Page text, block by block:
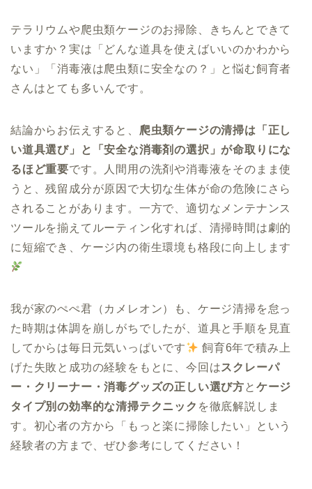
テラリウムや爬虫類ケージのお掃除、きちんとできて
いますか？実は「どんな道具を使えばいいのかわから
ない」「消毒液は爬虫類に安全なの？」と悩む飼育者
さんはとても多いんです。
結論からお伝えすると、 爬虫類ケージの清掃は「正し
い道具選び」と「安全な消毒剤の選択」が命取りにな
るほど重要です。人間用の洗剤や消毒液をそのまま使
うと、残留成分が原因で大切な生体が命の危険にさら
されることがあります。一方で、適切なメンテナンス
ツールを揃えてルーティン化すれば、清掃時間は劇的
に短縮でき、ケージ内の衛生環境も格段に向上します
我が家のぺぺ君（カメレオン）も、ケージ清掃を怠っ
た時期は体調を崩しがちでしたが、道具と手順を見直
してからは毎日元気いっぱいです
飼育6年で積み上
げた失敗と成功の経験をもとに、今回はスクレーパ
ー・クリーナー・消毒グッズの正しい選び方と ケージ
タイプ別の効率的な清掃テクニック を徹底解説しま
す。初心者の方から「もっと楽に掃除したい」という
経験者の方まで、ぜひ参考にしてください！